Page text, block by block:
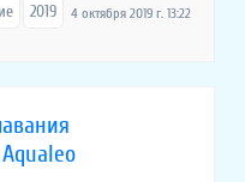
4 октября 2019 г. 13:22
2019